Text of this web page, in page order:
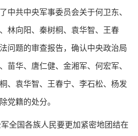
中共中央军事委员会关于何卫东、
林向阳、秦树桐、袁华智、王春
问题的审查报告，确认中央政治局
苗华、唐仁健、金湘军、何宏军、
、袁华智、王春宁、李石松、杨发
党籍的处分。
全国各族人民要更加紧密地团结在